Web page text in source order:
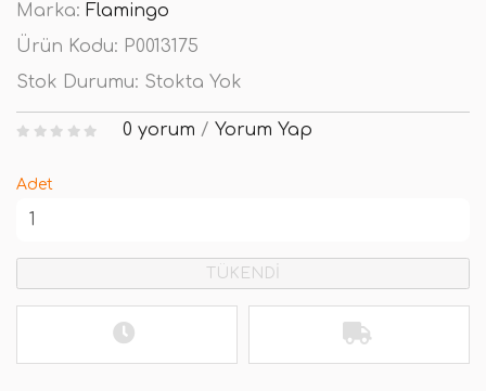
Marka: Flamingo
Ürün Kodu: P0013175
Stok Durumu: Stokta Yok
0 yorum / Yorum Yap
Adet
TÜKENDİ